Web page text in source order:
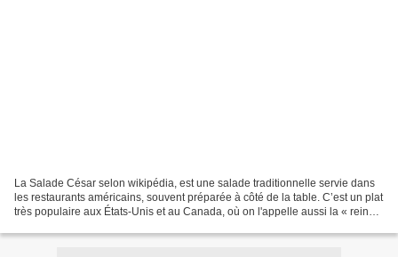
La Salade César selon wikipédia, est une salade traditionnelle servie dans
les restaurants américains, souvent préparée à côté de la table. C’est un plat
très populaire aux États-Unis et au Canada, où on l'appelle aussi la « reine »